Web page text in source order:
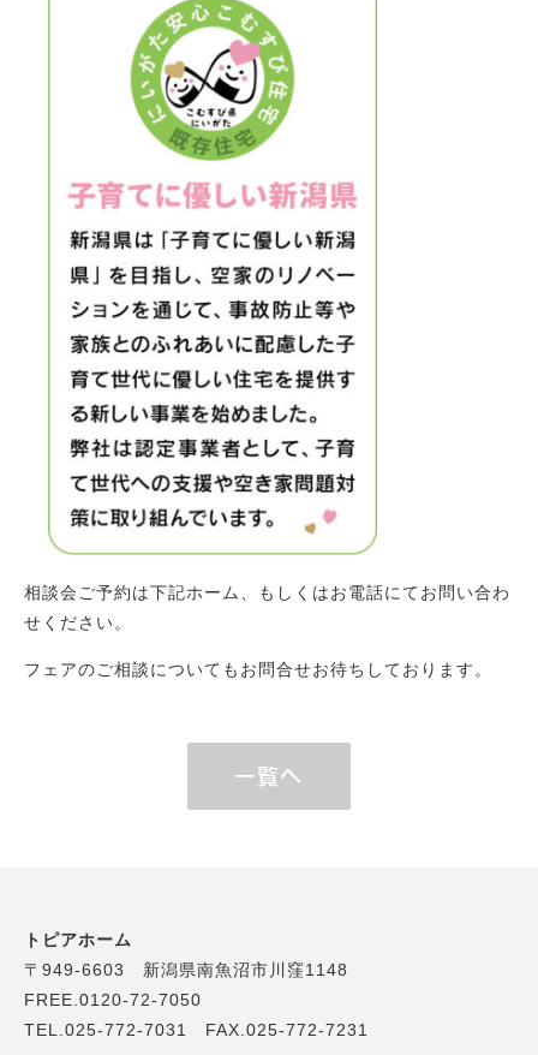
相談会ご予約は下記ホーム、もしくはお電話にてお問い合わ
せください。
フェアのご相談についてもお問合せお待ちしております。
一覧へ
トピアホーム
〒949-6603 新潟県南魚沼市川窪1148
FREE.0120-72-7050
TEL.025-772-7031 FAX.025-772-7231